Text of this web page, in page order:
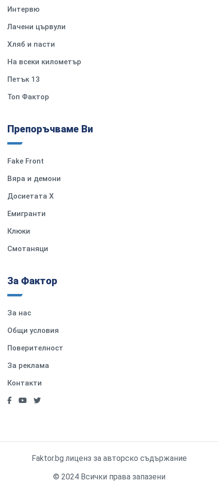
Интервю
Лачени цървули
Хляб и пасти
На всеки километър
Петък 13
Топ Фактор
Препоръчваме Ви
Fake Front
Вяра и демони
Досиетата Х
Емигранти
Клюки
Смотаняци
За Фактор
За нас
Общи условия
Поверителност
За реклама
Контакти
Faktor.bg лиценз за авторско съдържание
© 2024 Всички права запазени